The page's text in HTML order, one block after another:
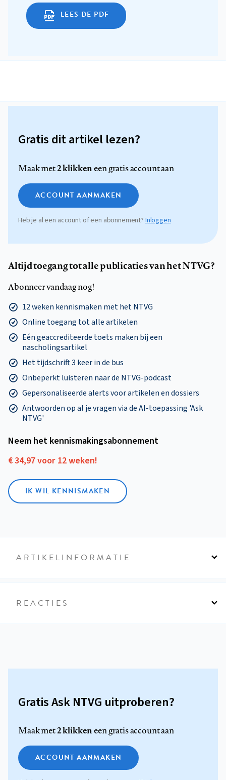
LEES DE PDF
Gratis dit artikel lezen?
Maak met2 klikkeneen gratis account aan
ACCOUNT AANMAKEN
Heb je al een account of een abonnement? Inloggen
Altijd toegang tot alle publicaties van het NTVG?
Abonneer vandaag nog!
12 weken kennismaken met het NTVG
Online toegang tot alle artikelen
Eén geaccrediteerde toets maken bij een
nascholingsartikel
Het tijdschrift 3 keer in de bus
Onbeperkt luisteren naar de NTVG-podcast
Gepersonaliseerde alerts voor artikelen en dossiers
Antwoorden op al je vragen via de AI-toepassing 'Ask
NTVG'
Neem het kennismakings­abonnement
€ 34,97 voor 12 weken!
IK WIL KENNISMAKEN
ARTIKELINFORMATIE
REACTIES
Gratis Ask NTVG uitproberen?
Maak met2 klikkeneen gratis account aan
ACCOUNT AANMAKEN